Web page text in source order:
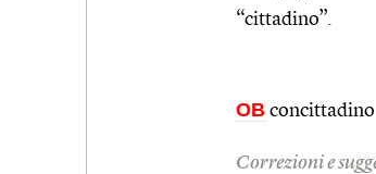
“cittadino”.
OB concittadino
Correzioni e